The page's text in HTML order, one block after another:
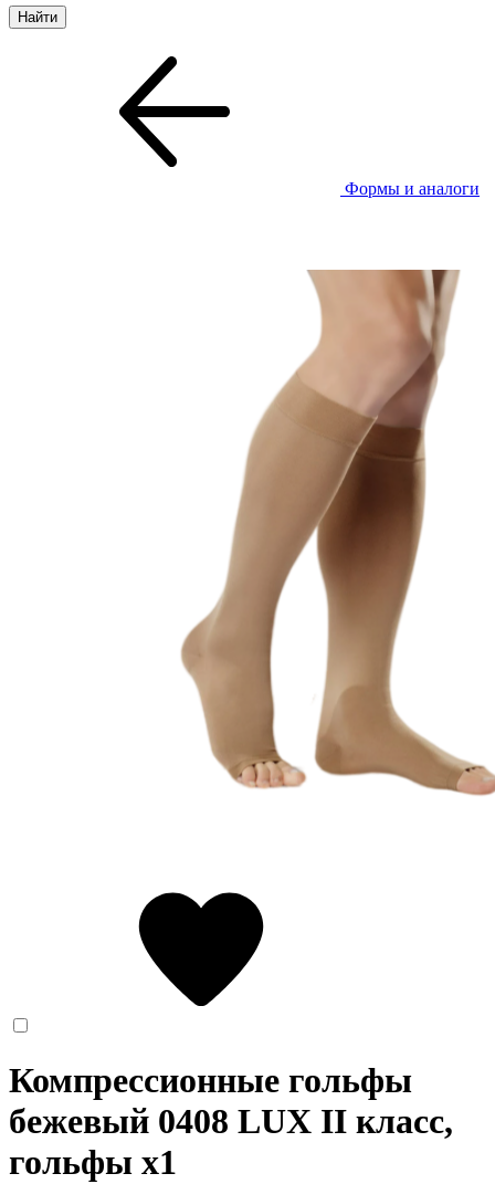
Формы и аналоги
Компрессионные гольфы
бежевый 0408 LUX II класс,
гольфы x1